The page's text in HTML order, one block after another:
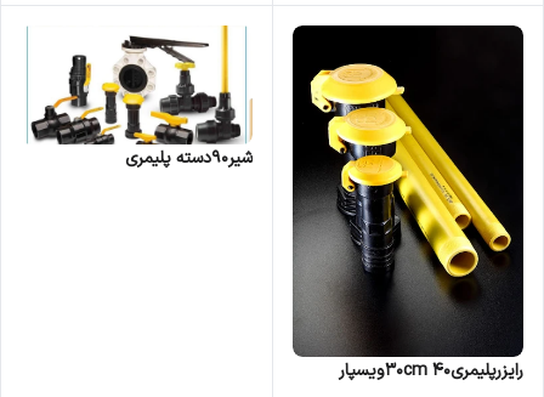
رایزرپلیمری۴۰ ۳۰cmویسپار
شیر90دسته پلیمری